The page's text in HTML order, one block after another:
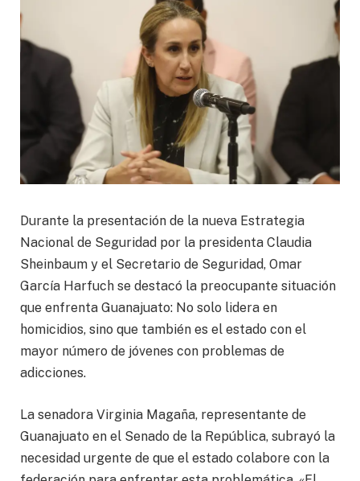
Durante la presentación de la nueva Estrategia
Nacional de Seguridad por la presidenta Claudia
Sheinbaum y el Secretario de Seguridad, Omar
García Harfuch se destacó la preocupante situación
que enfrenta Guanajuato: No solo lidera en
homicidios, sino que también es el estado con el
mayor número de jóvenes con problemas de
adicciones.
La senadora Virginia Magaña, representante de
Guanajuato en el Senado de la República, subrayó la
necesidad urgente de que el estado colabore con la